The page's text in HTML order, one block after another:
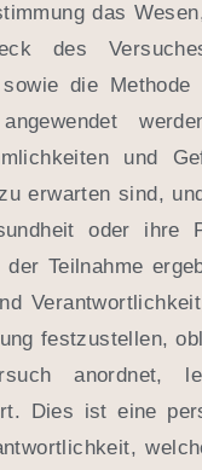
das
des
die
und
erwarten sind,
oder ihre
Teilnahme
festzustellen,
anordnet,
Dies ist eine